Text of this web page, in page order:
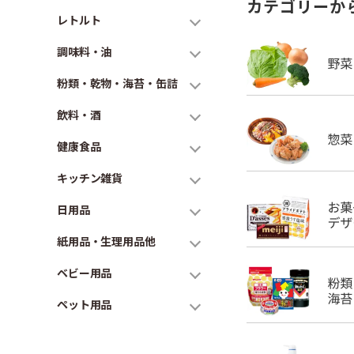
レトルト
調味料・油
粉類・乾物・海苔・缶詰
飲料・酒
健康食品
キッチン雑貨
日用品
紙用品・生理用品他
ベビー用品
ペット用品
カテゴリーか